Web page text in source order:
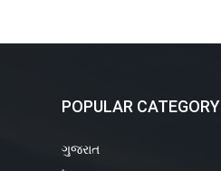
POPULAR CATEGORY
ગુજરાત